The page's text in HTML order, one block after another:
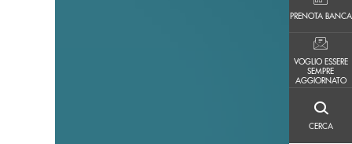
PRENOTA BANCA
VOGLIO ESSERE
SEMPRE
AGGIORNATO
CERCA